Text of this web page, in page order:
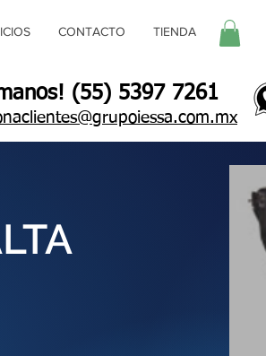
CONTACTO TIENDA
(55) 5397 7261